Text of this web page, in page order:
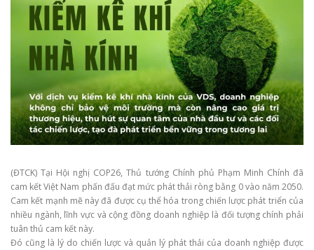
(ĐTCK) Tại Hội nghị COP26, Thủ tướng Chính phủ Phạm Minh Chính đã
cam kết Việt Nam phấn đấu đạt mức phát thải ròng bằng 0 vào năm 2050.
Cam kết mạnh mẽ này đã được cụ thể hóa trong chiến lược phát triển của
nhiều ngành, lĩnh vực và cộng đồng doanh nghiệp là đối tượng chính phải
tuân thủ cam kết này.
Đó cũng là lý do chiến lược và quản lý phát thải của doanh nghiệp được